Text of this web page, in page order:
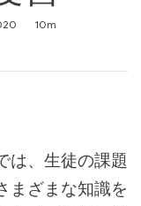
10m
は、生徒の課題
まざまな知識を